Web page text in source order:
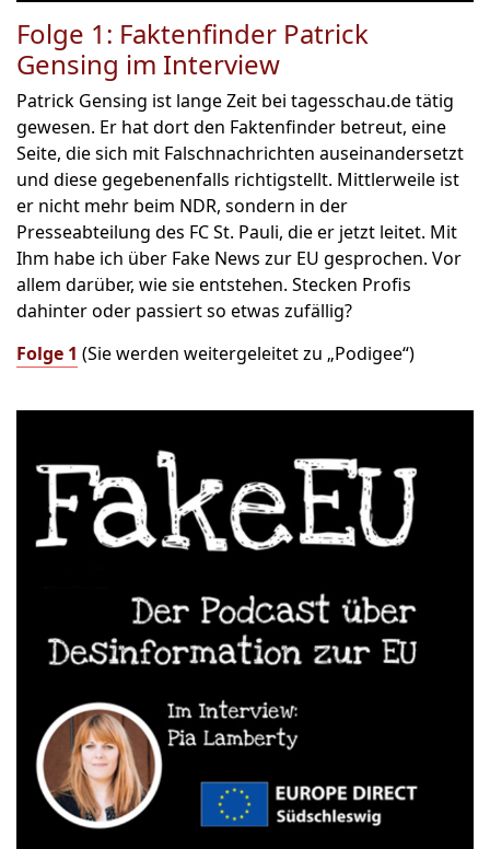
Folge 1: Faktenfinder Patrick
Gensing im Interview
Patrick Gensing ist lange Zeit bei tagesschau.de tätig
gewesen. Er hat dort den Faktenfinder betreut, eine
Seite, die sich mit Falschnachrichten auseinandersetzt
und diese gegebenenfalls richtigstellt. Mittlerweile ist
er nicht mehr beim NDR, sondern in der
Presseabteilung des FC St. Pauli, die er jetzt leitet. Mit
Ihm habe ich über Fake News zur EU gesprochen. Vor
allem darüber, wie sie entstehen. Stecken Profis
dahinter oder passiert so etwas zufällig?
Folge 1 (Sie werden weitergeleitet zu „Podigee“)